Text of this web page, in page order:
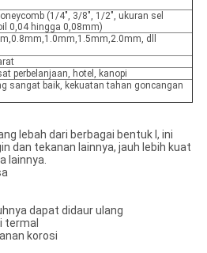
(1/4", 3/8", 1/2", ukuran sel
0,04 hingga 0,08mm)
dll
perbelanjaan, hotel, kanopi
sangat baik, kekuatan tahan goncangan
lebah dari berbagai bentuk I, ini
dan tekanan lainnya, jauh lebih kuat
lainnya.
dapat didaur ulang
termal
korosi